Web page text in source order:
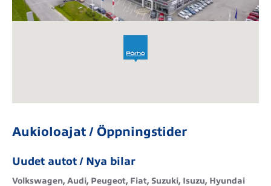
Aukioloajat / Öppningstider
Uudet autot / Nya bilar
Volkswagen, Audi, Peugeot, Fiat, Suzuki, Isuzu, Hyundai